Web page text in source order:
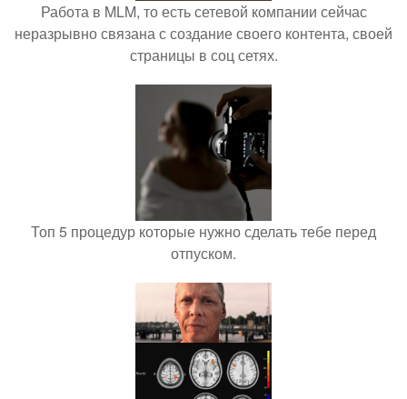
Работа в MLM, то есть сетевой компании сейчас
неразрывно связана с создание своего контента, своей
страницы в соц сетях.
Топ 5 процедур которые нужно сделать тебе перед
отпуском.